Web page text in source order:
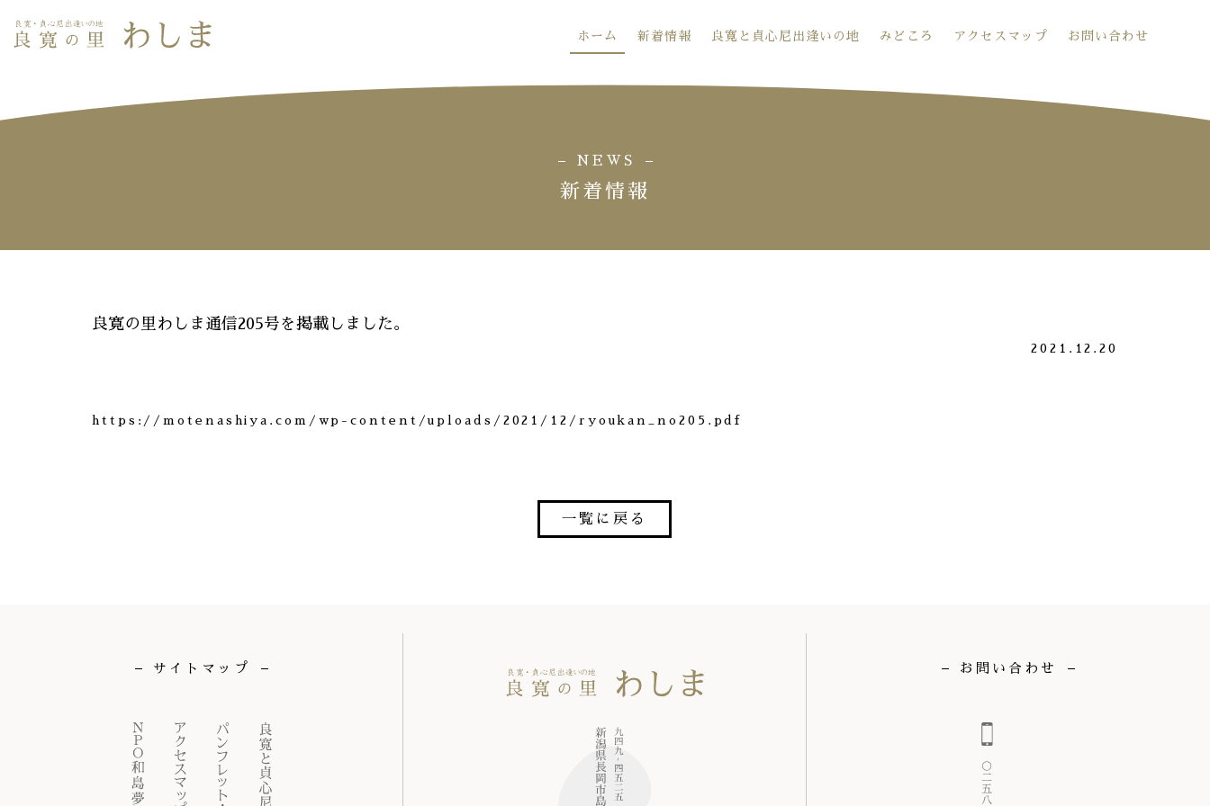
ホーム 新着情報 良寛と貞心尼出逢いの地 みどころ アクセスマップ お問い合わせ
NEWS
新着情報
良寛の里わしま通信205号を掲載しました。
2021.12.20
https://motenashiya.com/wp-content/uploads/2021/12/ryoukan_no205.pdf
一覧に戻る
サイトマップ お問い合わせ